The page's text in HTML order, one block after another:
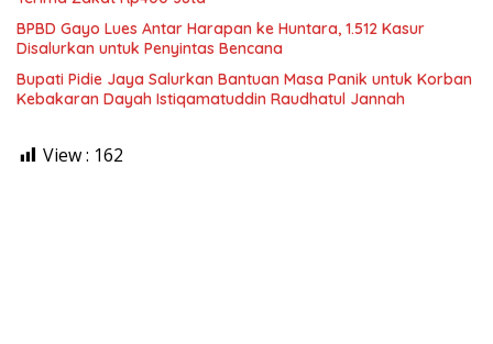
BPBD Gayo Lues Antar Harapan ke Huntara, 1.512 Kasur
Disalurkan untuk Penyintas Bencana
Bupati Pidie Jaya Salurkan Bantuan Masa Panik untuk Korban
Kebakaran Dayah Istiqamatuddin Raudhatul Jannah
View : 162